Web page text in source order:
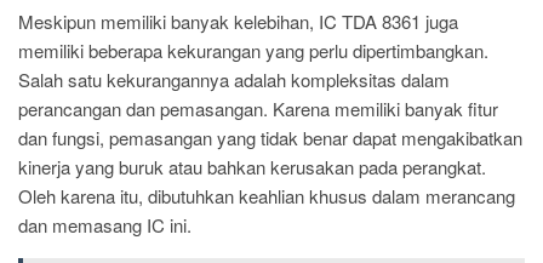
Meskipun memiliki banyak kelebihan, IC TDA 8361 juga
memiliki beberapa kekurangan yang perlu dipertimbangkan.
Salah satu kekurangannya adalah kompleksitas dalam
perancangan dan pemasangan. Karena memiliki banyak fitur
dan fungsi, pemasangan yang tidak benar dapat mengakibatkan
kinerja yang buruk atau bahkan kerusakan pada perangkat.
Oleh karena itu, dibutuhkan keahlian khusus dalam merancang
dan memasang IC ini.